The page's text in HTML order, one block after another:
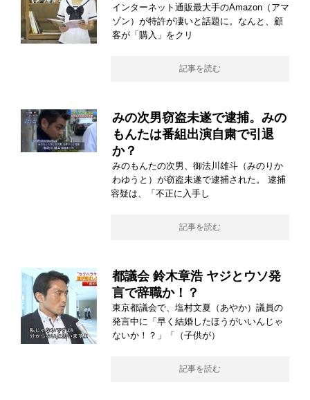
インターネット通販最大手のAmazon（アマ
ゾン）が特許が凄いと話題に。なんと、顧
客が「購入」をクリ
記事を読む
みの次男窃盗未遂で逮捕。みの
もんたは番組出演自粛で引退
か？
みのもんたの次男、御法川雄斗（みのりか
わゆうと）が窃盗未遂で逮捕された。 逮捕
容疑は、「不正に入手し
記事を読む
都議会 鈴木章浩 ヤジとウソ発
言で辞職か！？
東京都議会で、塩村文夏（あやか）議員の
発言中に「早く結婚したほうがいいんじゃ
ないか！？」「（子供が）
記事を読む